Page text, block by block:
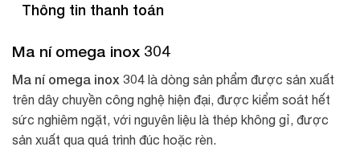
Thông tin thanh toán
Ma ní omega inox 304
Ma ní omega inox 304 là dòng sản phẩm được sản xuất
trên dây chuyền công nghệ hiện đại, được kiểm soát hết
sức nghiêm ngặt, với nguyên liệu là thép không gỉ, được
sản xuất qua quá trình đúc hoặc rèn.